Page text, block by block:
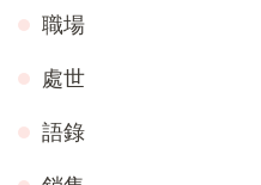
職場
處世
語錄